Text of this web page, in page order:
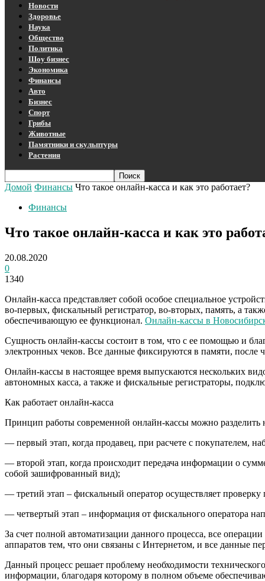
Новости
Здоровье
Наука
Общество
Политика
Шоу бизнес
Экономика
Финансы
Авто
Бизнес
Спорт
Грибы
Животные
Памятники и скульптуры
Растения
Домой Финансы Что такое онлайн-касса и как это работает?
Финансы
Что такое онлайн-касса и как это
20.08.2020
0
1340
Онлайн-касса представляет собой особое специальное
во-первых, фискальный регистратор, во-вторых, память, а
обеспечивающую ее функционал. Онлайн-кассы в
Сущность онлайн-кассы состоит в том, что с ее помощью и
электронных чеков. Все данные фиксируются в памяти,
Онлайн-кассы в настоящее время выпускаются нескольких
автономных касса, а также и фискальные регистраторы,
Как работает онлайн-касса
Принцип работы современной онлайн-кассы можно разделить
— первый этап, когда продавец, при расчете с покупателем,
— второй этап, когда происходит передача информации о
собой зашифрованный вид);
— третий этап – фискальный оператор осуществляет
— четвертый этап – информация от фискального оператора
За счет полной автоматизации данного процесса, все
аппаратов тем, что они связаны с Интернетом, и все данные
Данный процесс решает проблему необходимости
информации, благодаря которому в полном объеме